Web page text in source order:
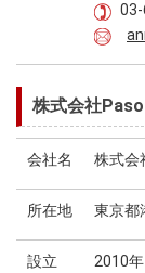
株式会社
会社名 株式会
所在地 東京都
設立 2010